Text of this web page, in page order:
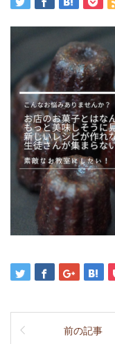
前の記事